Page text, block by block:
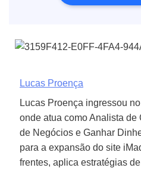
Lucas Proença
Lucas Proença ingressou
onde atua como Analista
de Negócios e Ganhar
para a expansão do site
frentes, aplica estratégias